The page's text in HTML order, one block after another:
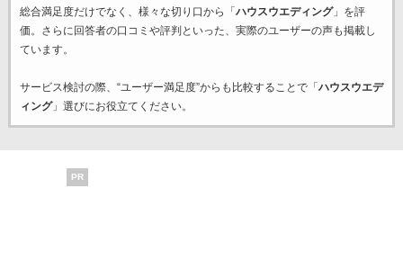
総合満足度だけでなく、様々な切り口から「 ハウスウエディング」を評
価。さらに回答者の口コミや評判といった、実際のユーザーの声も掲載し
ています。
サービス検討の際、“ユーザー満足度”からも比較することで「 ハウスウエデ
ィング」選びにお役立てください。
PR